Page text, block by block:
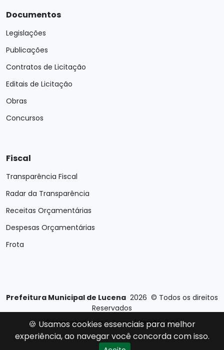
Documentos
Legislações
Publicações
Contratos de Licitação
Editais de Licitação
Obras
Concursos
Fiscal
Transparência Fiscal
Radar da Transparência
Receitas Orçamentárias
Despesas Orçamentárias
Frota
Prefeitura Municipal de Lucena 2026 © Todos os direitos
Reservados
Desenvolvido porE-Ticons| Versão: 2.4.1
🍪 Usamos cookies essenciais para melhor
experiência, ao navegar você concorda com isso.